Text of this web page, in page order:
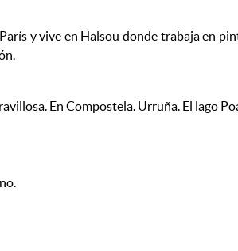
y vive en Halsou donde trabaja en
En Compostela. Urruña. El lago